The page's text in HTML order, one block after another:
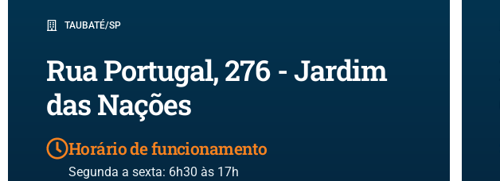
TAUBATÉ/SP
Rua Portugal, 276 - Jardim
das Nações
Horário de funcionamento
Segunda a sexta: 6h30 às 17h